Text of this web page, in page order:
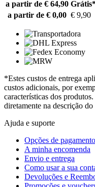
a partir de € 64,90
a partir de € 0,00 € 9,90
*Estes custos de entrega
custos adicionais, por
características dos
diretamente na descrição
Ajuda e suporte
Opções de pagamento
A minha encomenda
Envio e entrega
Como usar a sua
Devoluções e